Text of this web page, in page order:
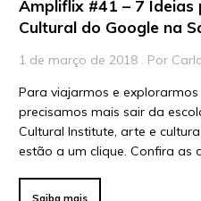
Artigos
Para Educadores
Para Instituições
Para Líderes
Ampliflix #41 – 7
Cultural do Google na
1 de março de 2018 . Por
Para viajarmos e
precisamos mais sair da
Cultural Institute, arte e
estão a um clique. Confira as
Saiba mais